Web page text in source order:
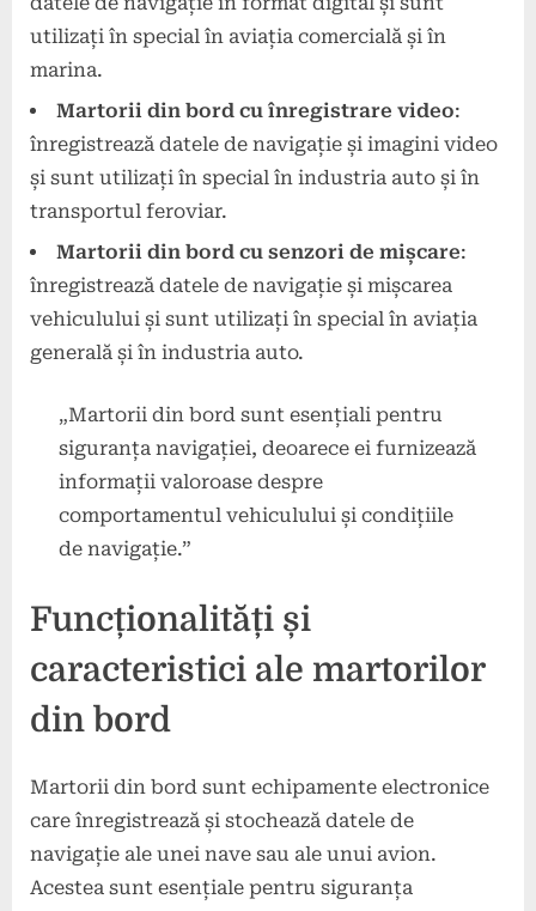
utilizați în special în aviația comercială și în
marina.
Martorii din bord cu înregistrare video:
înregistrează datele de navigație și imagini video
și sunt utilizați în special în industria auto și în
transportul feroviar.
Martorii din bord cu senzori de mișcare:
înregistrează datele de navigație și mișcarea
vehiculului și sunt utilizați în special în aviația
generală și în industria auto.
„Martorii din bord sunt esențiali pentru
siguranța navigației, deoarece ei furnizează
informații valoroase despre
comportamentul vehiculului și condițiile
de navigație.”
Funcționalități și
caracteristici ale martorilor
din bord
Martorii din bord sunt echipamente electronice
care înregistrează și stochează datele de
navigație ale unei nave sau ale unui avion.
Acestea sunt esențiale pentru siguranța